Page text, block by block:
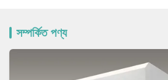
সম্পর্কিত পণ্য